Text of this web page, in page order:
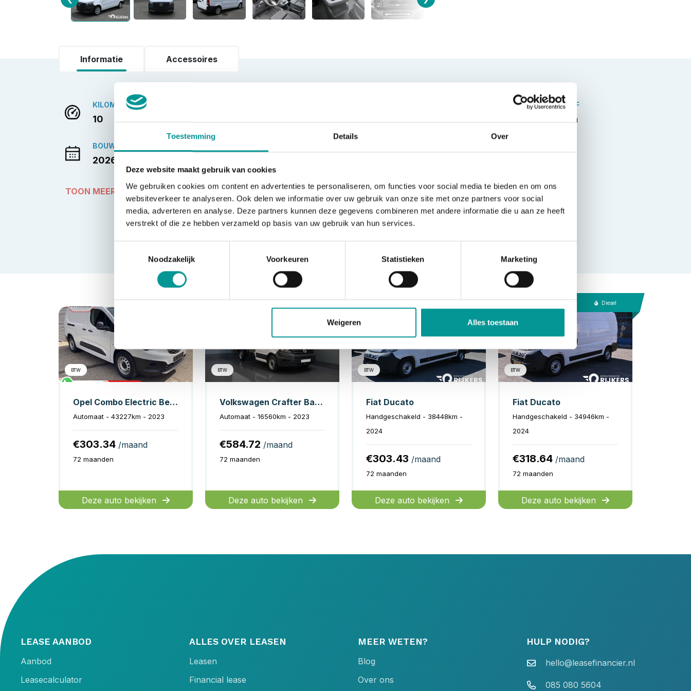
Toestemming Details Over
Deze website maakt gebruik van cookies
We gebruiken cookies om content en advertenties te personaliseren, om functies voor social media te bieden en om ons
websiteverkeer te analyseren. Ook delen we informatie over uw gebruik van onze site met onze partners voor social
media, adverteren en analyse. Deze partners kunnen deze gegevens combineren met andere informatie die u aan ze heeft
verstrekt of die ze hebben verzameld op basis van uw gebruik van hun services.
Noodzakelijk
Voorkeuren Statistieken Marketing
Weigeren Alles toestaan
Informatie Accessoires
KILOMETERSTAND
10
BRANDSTOF
Elektrisch
BOUWJAAR
2026-06-01
TOON MEER
BTW
Opel Combo Electric Bestelbus 135 pk 50kWh 285 km WLTP L2 Snellader/ Cruise/ Airco/ PDC/ DAB/ Bluetooth
Automaat - 43227km - 2023
€303.34 /maand
72 maanden
Deze auto bekijken
BTW
Volkswagen Crafter Bakwagen 35 2.0 TDI 180 pk DSG Aut. 350x208x210 Laadklep/ Spoiler/ Navi/ Carplay/ Camera/ Airco
Automaat - 16560km - 2023
€584.72 /maand
72 maanden
Deze auto bekijken
BTW
Fiat Ducato
Handgeschakeld - 38448km -
2024
€303.43 /maand
72 maanden
Deze auto bekijken
Diesel
BTW
Fiat Ducato
Handgeschakeld - 34946km -
2024
€318.64 /maand
72 maanden
Deze auto bekijken
LEASE AANBOD
Aanbod
Leasecalculator
ALLES OVER LEASEN
Leasen
Financial lease
MEER WETEN?
Blog
Over ons
HULP NODIG?
hello@leasefinancier.nl
085 080 5604